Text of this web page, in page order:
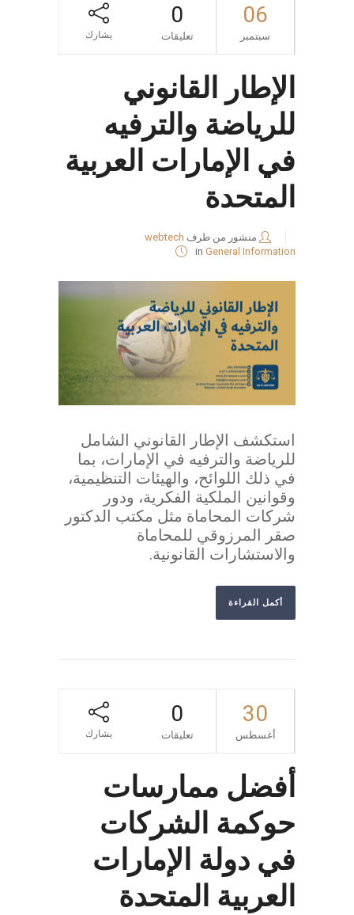
06
سبتمبر
0
تعليقات يشارك
الإطار القانوني
للرياضة والترفيه
في الإمارات العربية
المتحدة
منشور من طرف webtech
in General Information
استكشف الإطار القانوني الشامل
للرياضة والترفيه في الإمارات، بما
في ذلك اللوائح، والهيئات التنظيمية،
وقوانين الملكية الفكرية، ودور
شركات المحاماة مثل مكتب الدكتور
صقر المرزوقي للمحاماة
والاستشارات القانونية.
أكمل القراءة
30
أغسطس
0
تعليقات يشارك
أفضل ممارسات
حوكمة الشركات
في دولة الإمارات
العربية المتحدة